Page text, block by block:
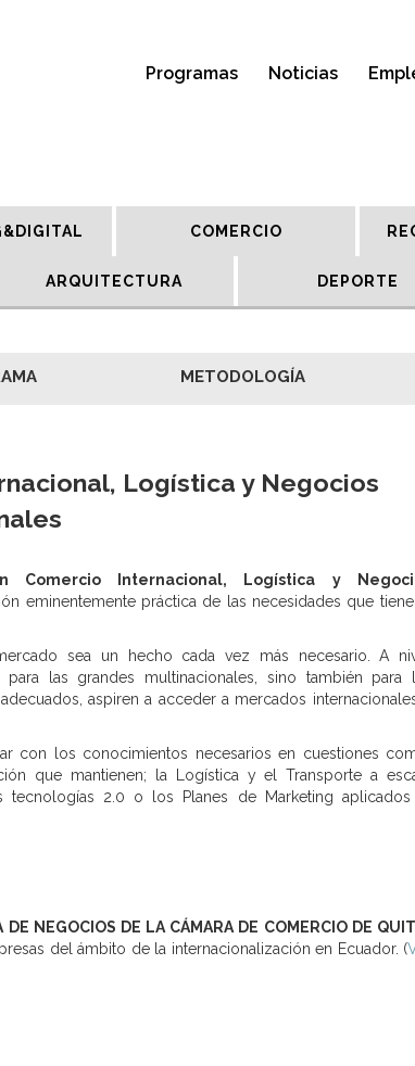
Programas Noticias
COMERCIO
ARQUITECTURA DEPORTE
METODOLOGÍA
Logística y Negocios
Comercio Internacional, Logística y
eminentemente práctica de las necesidades que
sea un hecho cada vez más necesario. A
las grandes multinacionales, sino también para
aspiren a acceder a mercados
con los conocimientos necesarios en cuestiones
que mantienen; la Logística y el Transporte a
2.0 o los Planes de Marketing aplicados
DE NEGOCIOS DE LA CÁMARA DE COMERCIO DE
del ámbito de la internacionalización en Ecuador. (